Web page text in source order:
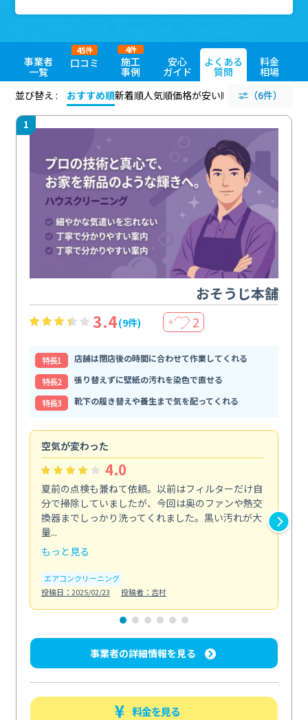
事業者
一覧
口コミ
45件
施工
事例
4件
安心
ガイド
よくある
質問
料金
相場
並び替え :
おすすめ順新着順人気順価格が安い順 評価が高い順
（6件）
1
おそうじ本舗
3.4(9件) ＋ 2
特⻑1
店舗は閉店後の時間に合わせて作業してくれる
特⻑2
張り替えずに壁紙の汚れを染色で直せる
特⻑3
靴下の履き替えや養生まで気を配ってくれる
空気が変わった
4.0
夏前の点検も兼ねて依頼。以前はフィルターだけ自
分で掃除していましたが、今回は奥のファンや熱交
換器までしっかり洗ってくれました。黒い汚れが大
量...
もっと見る
エアコンクリーニング
投稿日：2025/02/23
投稿者：吉村
事業者の詳細情報を見る
料金を見る